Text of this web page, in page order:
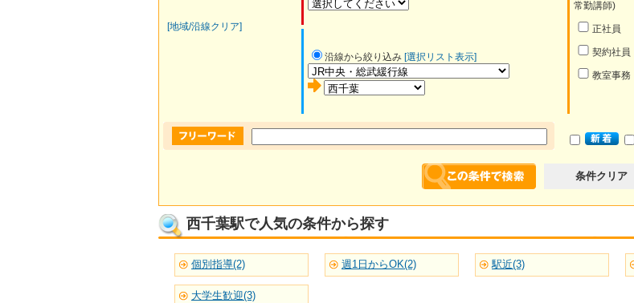
[地域/沿線クリア]
常勤講師)
正社員
契約社員
教室事務
沿線から絞り込み [選択リスト表示]
条件クリア
西千葉駅で人気の条件から探す
個別指導(2) 週1日からOK(2) 駅近(3)
大学生歓迎(3)